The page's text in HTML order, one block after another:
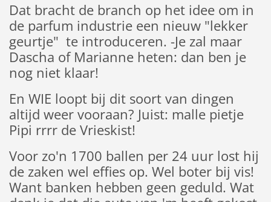
Dat bracht de branch op het idee om in
de parfum industrie een nieuw "lekker
geurtje" te introduceren. -Je zal maar
Dascha of Marianne heten: dan ben je
nog niet klaar!
En WIE loopt bij dit soort van dingen
altijd weer vooraan? Juist: malle pietje
Pipi rrrr de Vrieskist!
Voor zo'n 1700 ballen per 24 uur lost hij
de zaken wel effies op. Wel boter bij vis!
Want banken hebben geen geduld. Wat